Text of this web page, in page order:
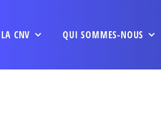
LA CNV QUI SOMMES-NOUS